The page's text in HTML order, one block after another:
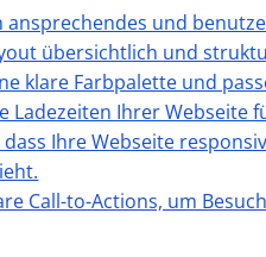
ansprechendes und
übersichtlich und
klare Farbpalette und
Ladezeiten Ihrer Webseite
dass Ihre Webseite
Call-to-Actions, um